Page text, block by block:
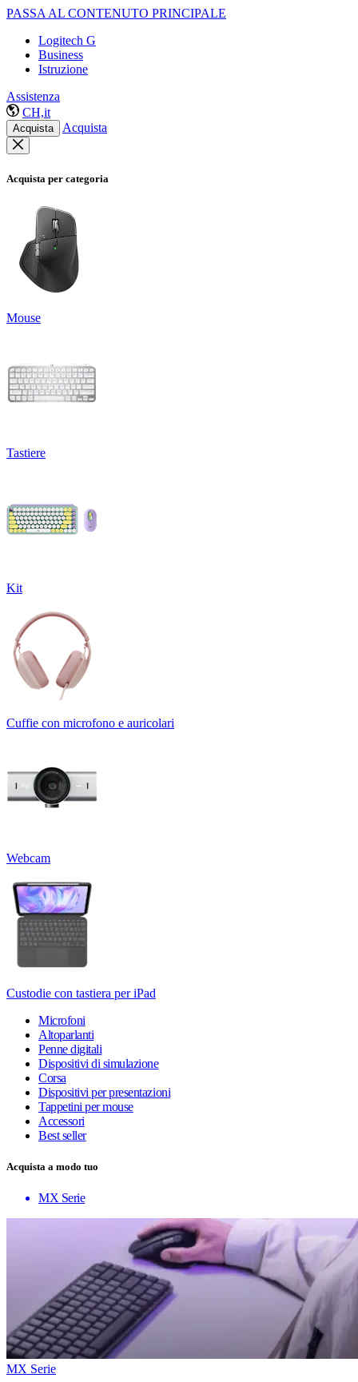
PASSA AL CONTENUTO PRINCIPALE
Logitech G
Business
Istruzione
Assistenza
CH,it
Acquista Acquista
Acquista per categoria
Mouse
Tastiere
Kit
Cuffie con microfono e auricolari
Webcam
Custodie con tastiera per iPad
Microfoni
Altoparlanti
Penne digitali
Dispositivi di simulazione
Corsa
Dispositivi per presentazioni
Tappetini per mouse
Accessori
Best seller
Acquista a modo tuo
MX Serie
MX Serie